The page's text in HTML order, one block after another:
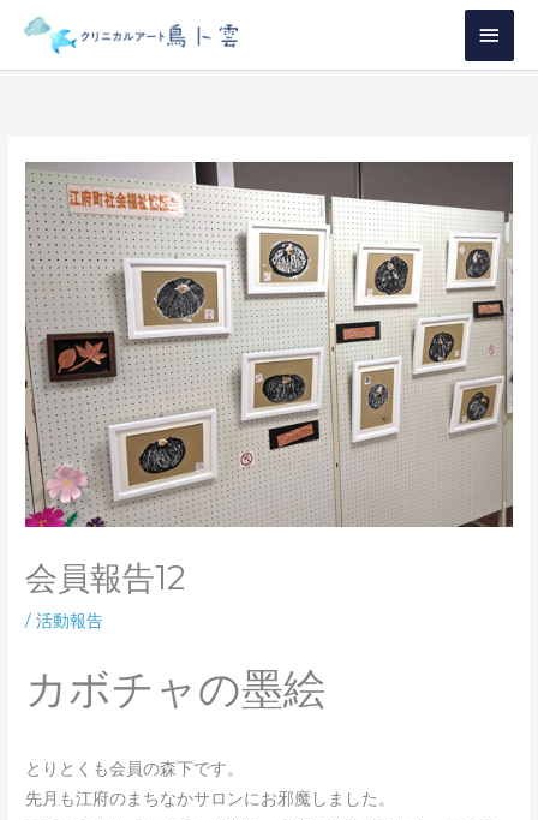
を
メ
イ
メ
ニ
ュ
ー
会員報告12
/活動報告
カボチャの墨絵
とりとくも会員の森下です。
先月も江府のまちなかサロンにお邪魔しました。